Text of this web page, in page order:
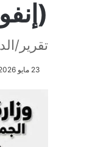
تقرير/
​23 مايو 2026 | 10:52 صباحًا